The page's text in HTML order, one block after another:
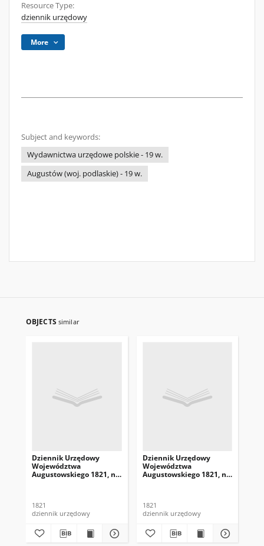
Resource Type:
dziennik urzędowy
More
Subject and keywords:
Wydawnictwa urzędowe polskie - 19 w.
Augustów (woj. podlaskie) - 19 w.
OBJECTS similar
Dziennik Urzędowy
Województwa
Augustowskiego 1821, nr
1821
dziennik urzędowy
Dziennik Urzędowy
Województwa
Augustowskiego 1821, nr
1821
dziennik urzędowy